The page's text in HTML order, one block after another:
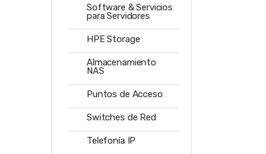
Software & Servicios
para Servidores
HPE Storage
Almacenamiento
NAS
Puntos de Acceso
Switches de Red
Telefonía IP